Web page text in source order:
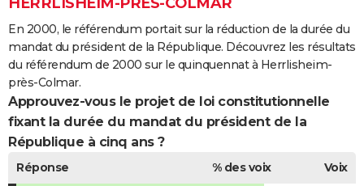
En 2000, le référendum portait sur la réduction de la durée du
mandat du président de la République. Découvrez les résultats
du référendum de 2000 sur le quinquennat à Herrlisheim-
près-Colmar.
Approuvez-vous le projet de loi constitutionnelle
fixant la durée du mandat du président de la
République à cinq ans ?
Réponse % des voix
Voix